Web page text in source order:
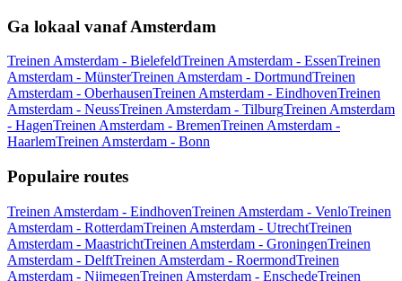
Ga lokaal vanaf Amsterdam
Treinen Amsterdam - BielefeldTreinen Amsterdam - EssenTreinen
Amsterdam - MünsterTreinen Amsterdam - DortmundTreinen
Amsterdam - OberhausenTreinen Amsterdam - EindhovenTreinen
Amsterdam - NeussTreinen Amsterdam - TilburgTreinen Amsterdam
- HagenTreinen Amsterdam - BremenTreinen Amsterdam -
HaarlemTreinen Amsterdam - Bonn
Populaire routes
Treinen Amsterdam - EindhovenTreinen Amsterdam - VenloTreinen
Amsterdam - RotterdamTreinen Amsterdam - UtrechtTreinen
Amsterdam - MaastrichtTreinen Amsterdam - GroningenTreinen
Amsterdam - DelftTreinen Amsterdam - RoermondTreinen
Amsterdam - NijmegenTreinen Amsterdam - EnschedeTreinen